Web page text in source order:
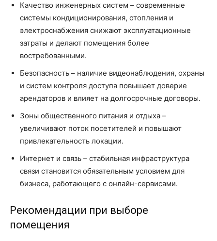
Качество инженерных систем – современные
системы кондиционирования, отопления и
электроснабжения снижают эксплуатационные
затраты и делают помещения более
востребованными.
Безопасность – наличие видеонаблюдения, охраны
и систем контроля доступа повышает доверие
арендаторов и влияет на долгосрочные договоры.
Зоны общественного питания и отдыха –
увеличивают поток посетителей и повышают
привлекательность локации.
Интернет и связь – стабильная инфраструктура
связи становится обязательным условием для
бизнеса, работающего с онлайн-сервисами.
Рекомендации при выборе
помещения